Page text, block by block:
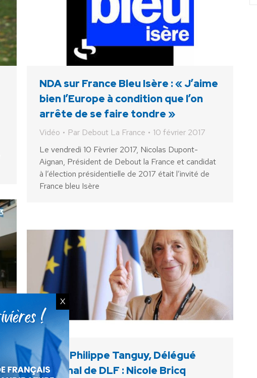
NDA sur France Bleu Isère : « J’aime
bien l’Europe à condition que l’on
arrête de se faire tondre »
Vidéo Par Debout La France
10 février 2017
Le vendredi 10 Fèvrier 2017, Nicolas Dupont-
Aignan, Président de Debout la France et candidat
à l’élection présidentielle de 2017 était l’invité de
France bleu Isère
Jean-Philippe Tanguy, Délégué
National de DLF : Nicole Bricq
X